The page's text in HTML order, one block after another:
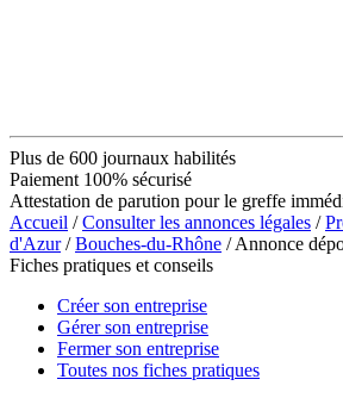
Plus de 600 journaux habilités
Paiement 100% sécurisé
Attestation de parution pour le greffe
Accueil /Consulter les annonces légales /
d'Azur/Bouches-du-Rhône / Annonce
Fiches pratiques et conseils
Créer son entreprise
Gérer son entreprise
Fermer son entreprise
Toutes nos fiches pratiques